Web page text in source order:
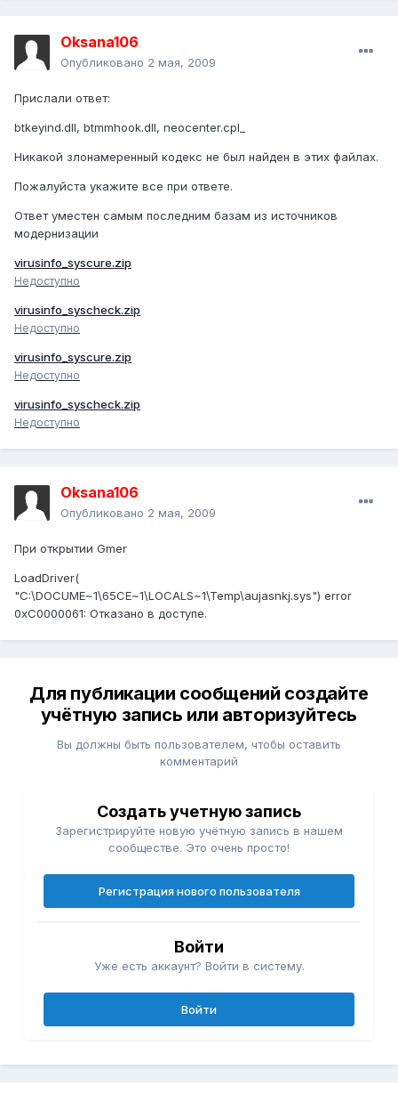
Oksana106
Опубликовано 2 мая, 2009
Прислали ответ:
btkeyind.dll, btmmhook.dll, neocenter.cpl_
Никакой злонамеренный кодекс не был найден в этих файлах.
Пожалуйста укажите все при ответе.
Ответ уместен самым последним базам из источников
модернизации
virusinfo_syscure.zip
Недоступно
virusinfo_syscheck.zip
Недоступно
virusinfo_syscure.zip
Недоступно
virusinfo_syscheck.zip
Недоступно
Oksana106
Опубликовано 2 мая, 2009
При открытии Gmer
LoadDriver(
"C:\DOCUME~1\65CE~1\LOCALS~1\Temp\aujasnkj.sys") error
0xC0000061: Отказано в доступе.
Для публикации сообщений создайте
учётную запись или авторизуйтесь
Вы должны быть пользователем, чтобы оставить
комментарий
Создать учетную запись
Зарегистрируйте новую учётную запись в нашем
сообществе. Это очень просто!
Регистрация нового пользователя
Войти
Уже есть аккаунт? Войти в систему.
Войти